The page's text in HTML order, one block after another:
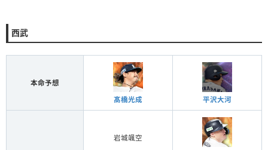
西武
本命予想
髙橋光成
平沢大河
岩城颯空